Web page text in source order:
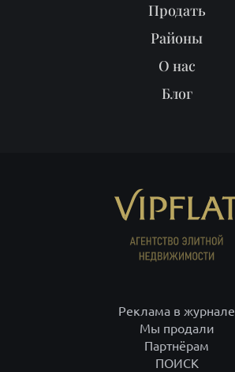
Продать
Районы
О нас
Блог
Реклама в журнале
Мы продали
Партнёрам
ПОИСК